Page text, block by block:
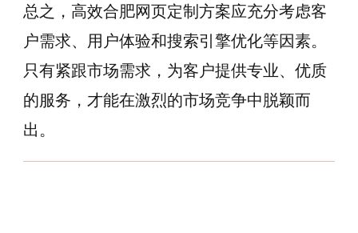
总之，高效合肥网页定制方案应充分考虑客
户需求、用户体验和搜索引擎优化等因素。
只有紧跟市场需求，为客户提供专业、优质
的服务，才能在激烈的市场竞争中脱颖而
出。